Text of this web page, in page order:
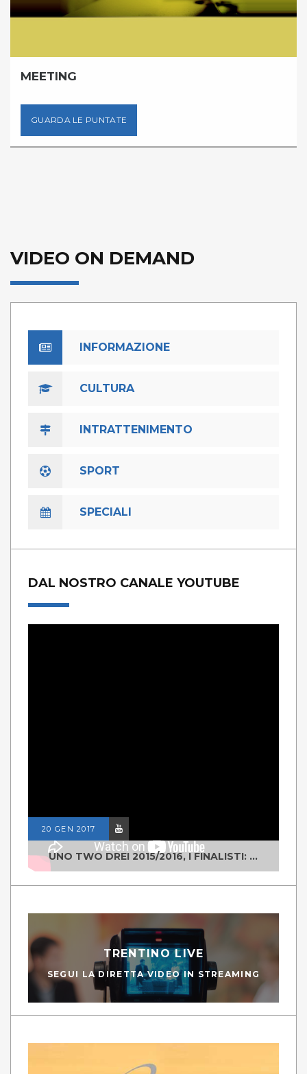
MEETING
GUARDA LE PUNTATE
VIDEO ON DEMAND
INFORMAZIONE
CULTURA
INTRATTENIMENTO
SPORT
SPECIALI
DAL NOSTRO CANALE YOUTUBE
20 GEN 2017
UNO TWO DREI 2015/2016, I FINALISTI: CLASSE IV ALS ISTITUTO "DEGASPERI" BORGO VALSUGANA
TRENTINO LIVE
SEGUI LA DIRETTA VIDEO IN STREAMING